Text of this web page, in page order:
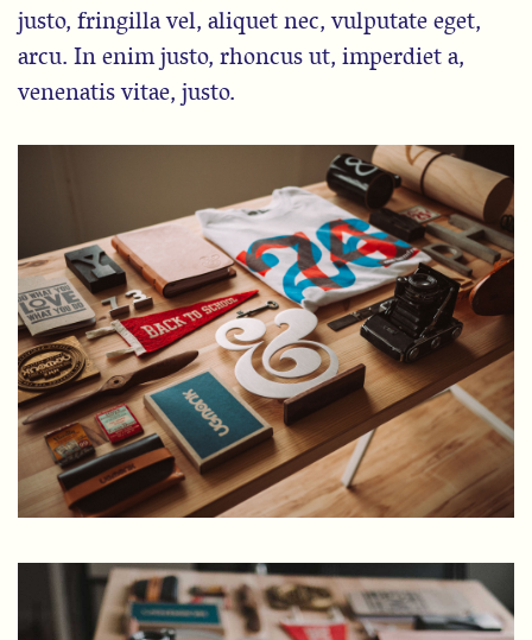
justo, fringilla vel, aliquet nec, vulputate eget,
arcu. In enim justo, rhoncus ut, imperdiet a,
venenatis vitae, justo.